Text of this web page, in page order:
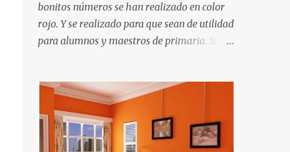
bonitos números se han realizado en color
rojo. Y se realizado para que sean de utilidad
para alumnos y maestros de primaria. Son
de recortar y se pueden utilizar en variedad
de cosas como ser recortes para tareas
escolares, para hacer juegos infantiles
matemáticos, para decorar los cumpleaños